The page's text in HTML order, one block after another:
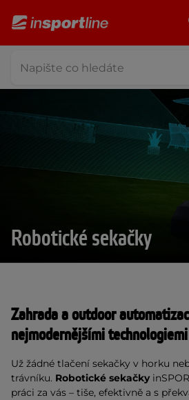
Robotické sekačky
Zahrada a outdoor
nejmodernějšími technologiemi
Už žádné tlačení sekačky v horku
trávníku. Robotické sekačky
práci za vás – tiše, efektivně a s